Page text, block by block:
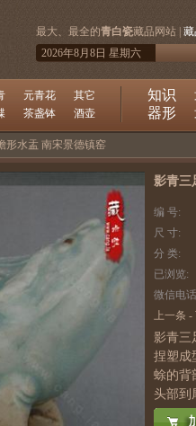
最大、最全的青白瓷藏品网站 |
2026年8月8日 星期六
元青花 其它
茶盏钵 酒壶
知识
器形
形水盂 南宋景德镇窑
影青三
编 号:
尺 寸:
分 类:
已浏览:
微信电
上一条 -
影青三
捏塑成
蜍的背
头部到